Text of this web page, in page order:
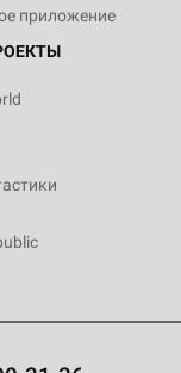
приложение